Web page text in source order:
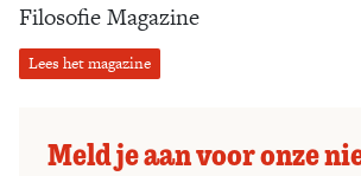
Filosofie Magazine
Lees het magazine
Meld je aan voor onze